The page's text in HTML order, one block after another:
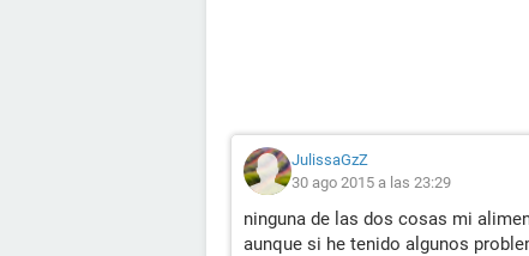
JulissaGzZ
30 ago 2015 a las 23:29
ninguna de las dos cosas mi
aunque si he tenido algunos